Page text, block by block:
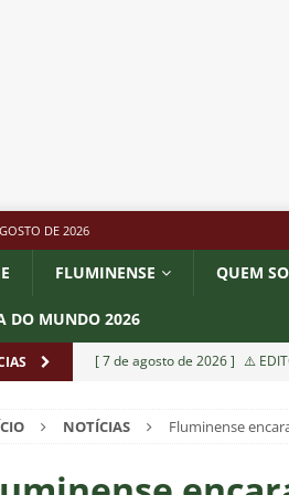
DE 2026
FLUMINENSE QUEM
DO MUNDO 2026
[ 7 de agosto de 2026 ] ⚠️
[ 7 de agosto de 2026 ]
NOTÍCIAS Fluminense